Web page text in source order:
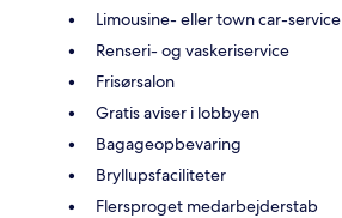
Limousine- eller town car-service
Renseri- og vaskeriservice
Frisørsalon
Gratis aviser i lobbyen
Bagageopbevaring
Bryllupsfaciliteter
Flersproget medarbejderstab